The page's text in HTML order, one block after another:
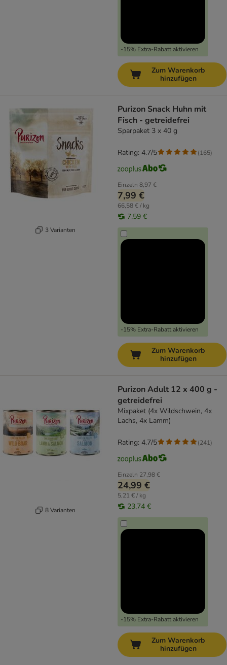
-15% Extra-Rabatt aktivieren
Zum Warenkorb
hinzufügen
3 Varianten
Purizon Snack Huhn mit
Fisch - getreidefrei
Sparpaket 3 x 40 g
Einzeln 8,97 €
7,99 €
66,58 € / kg
7,59 €
-15% Extra-Rabatt aktivieren
Rating: 4.7/5 (165)
Zum Warenkorb
hinzufügen
8 Varianten
Purizon Adult 12 x 400 g -
getreidefrei
Mixpaket (4x Wildschwein, 4x
Lachs, 4x Lamm)
Einzeln 27,98 €
24,99 €
5,21 € / kg
23,74 €
-15% Extra-Rabatt aktivieren
Rating: 4.7/5 (241)
Zum Warenkorb
hinzufügen